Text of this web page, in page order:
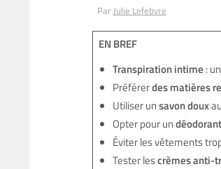
Par Julie Lefebvre
EN BREF
Transpiration intime :
Préférerdes matières
Utiliser unsavon douxau
Opter pour un
Éviter les vêtements
Tester lescrèmes anti-